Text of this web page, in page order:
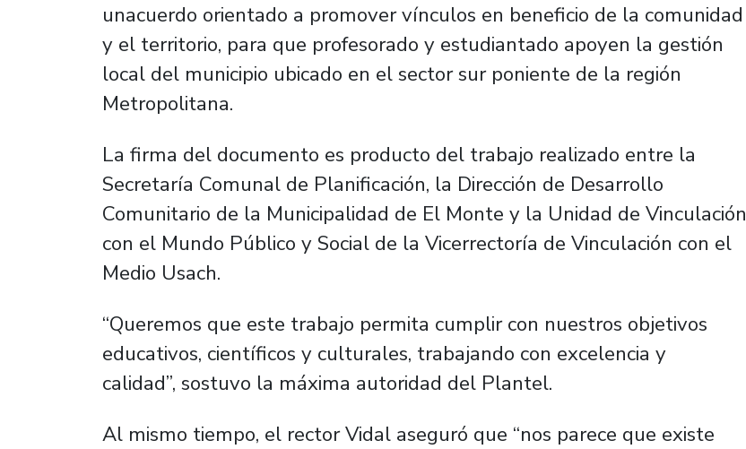
unacuerdo orientado a promover vínculos en beneficio de la comunidad
y el territorio, para que profesorado y estudiantado apoyen la gestión
local del municipio ubicado en el sector sur poniente de la región
Metropolitana.
La firma del documento es producto del trabajo realizado entre la
Secretaría Comunal de Planificación, la Dirección de Desarrollo
Comunitario de la Municipalidad de El Monte y la Unidad de Vinculación
con el Mundo Público y Social de la Vicerrectoría de Vinculación con el
Medio Usach.
“Queremos que este trabajo permita cumplir con nuestros objetivos
educativos, científicos y culturales, trabajando con excelencia y
calidad”, sostuvo la máxima autoridad del Plantel.
Al mismo tiempo, el rector Vidal aseguró que “nos parece que existe